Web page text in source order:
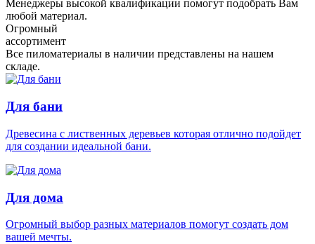
Менеджеры высокой квалификации помогут подобрать Вам
любой материал.
Огромный
ассортимент
Все пиломатериалы в наличии представлены на нашем
складе.
Для бани
Древесина с лиственных деревьев которая отлично подойдет
для создании идеальной бани.
Для дома
Огромный выбор разных материалов помогут создать дом
вашей мечты.